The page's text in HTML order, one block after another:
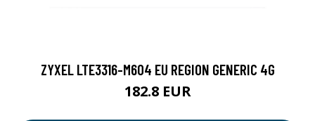
ZYXEL LTE3316-M604 EU REGION GENERIC 4G
182.8 EUR